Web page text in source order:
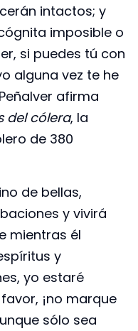
intactos; y
imposible o
si puedes tú con
alguna vez te he
afirma
del cólera, la
de 380
de bellas,
y vivirá
mientras él
y
yo estaré
¡no marque
sólo sea